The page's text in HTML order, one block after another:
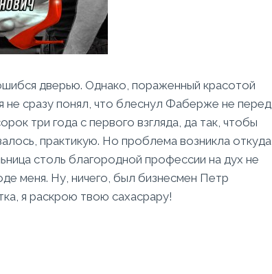
дверью. Однако, пораженный красотой
не сразу понял, что блеснул Фаберже не перед
три года с первого взгляда, да так, чтобы
практикую. Но проблема возникла откуда
столь благородной профессии на дух не
меня. Ну, ничего, был бизнесмен Петр
я раскрою твою сахасрару!